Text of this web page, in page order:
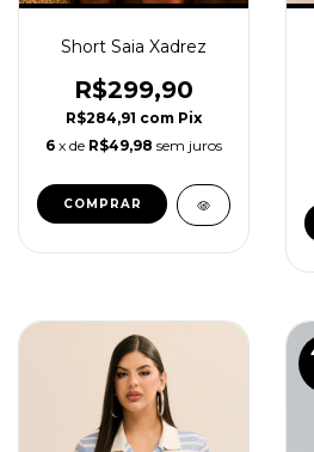
Short Saia Xadrez
R$299,90
R$284,91 com Pix
6 x de R$49,98 sem juros
COMPRAR